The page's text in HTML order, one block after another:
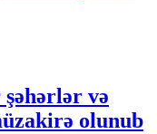
şəhərlər və
olunub